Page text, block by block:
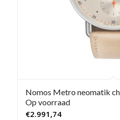
Nomos Metro neomatik
Op voorraad
€2.991,74